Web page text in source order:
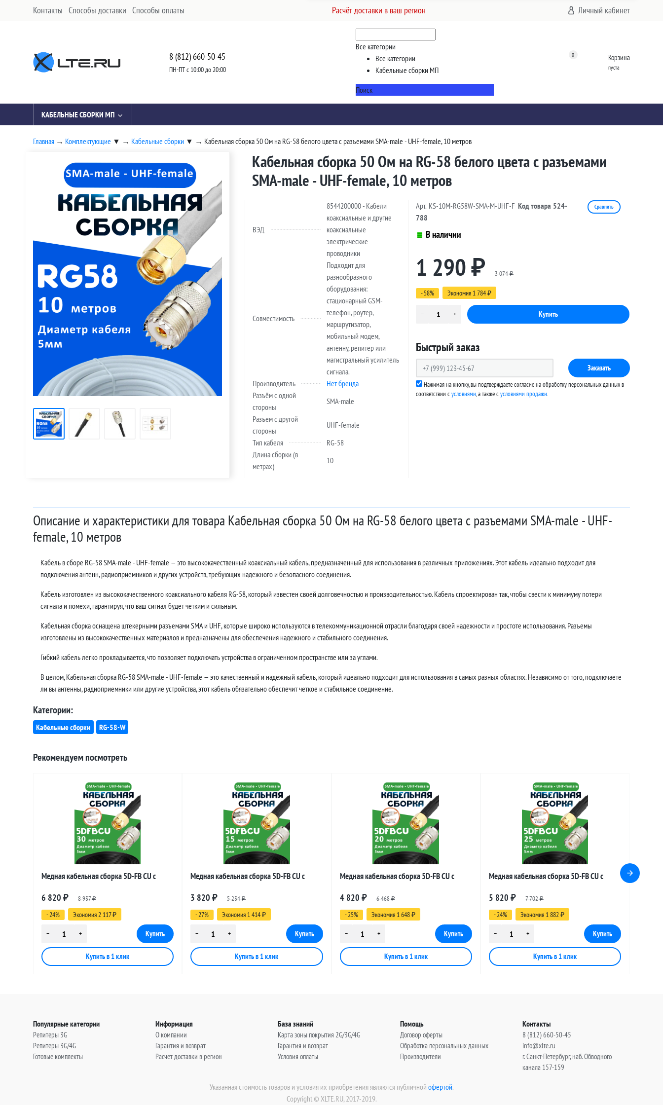
Контакты Способы доставки Способы оплаты Расчёт доставки в ваш регион Личный кабинет
8 (812) 660-50-45
ПН-ПТ с 10:00 до 20:00
Все категории
Все категории
Кабельные сборки МП
Поиск
0 Корзина
пуста
КАБЕЛЬНЫЕ СБОРКИ МП
Главная → Комплектующие ▼ → Кабельные сборки ▼ → Кабельная сборка 50 Ом на RG-58 белого цвета с разъемами SMA-male - UHF-female, 10 метров
Кабельная сборка 50 Ом на RG-58 белого цвета с разъемами
SMA-male - UHF-female, 10 метров
ВЭД
8544200000 - Кабели
коаксиальные и другие
коаксиальные
электрические
проводники
Совместимость
Подходит для
разнообразного
оборудования:
стационарный GSM-
телефон, роутер,
маршрутизатор,
мобильный модем,
антенну, репитер или
магистральный усилитель
сигнала.
Производитель
Нет бренда
Разъём с одной
стороны
SMA-male
Разъем с другой
стороны
UHF-female
Тип кабеля
RG-58
Длина сборки (в
метрах)
10
Арт. KS-10M-RG58W-SMA-M-UHF-F Код товара 524-
788
Сравнить
В наличии
1 290 ₽ 3 074₽
- 58% Экономия 1 784 ₽
Быстрый заказ
Заказать
Нажимая на кнопку, вы подтверждаете согласие на обработку персональных данных в
соответствии сусловиями, а также cусловиями продажи.
Описание и характеристики для товара Кабельная сборка 50 Ом на RG-58 белого цвета с разъемами SMA-male - UHF-
female, 10 метров
Кабель в сборе RG-58 SMA-male - UHF-female — это высококачественный коаксиальный кабель, предназначенный для использования в различных приложениях. Этот кабель идеально подходит для
подключения антенн, радиоприемников и других устройств, требующих надежного и безопасного соединения.
Кабель изготовлен из высококачественного коаксиального кабеля RG-58, который известен своей долговечностью и производительностью. Кабель спроектирован так, чтобы свести к минимуму потери
сигнала и помехи, гарантируя, что ваш сигнал будет четким и сильным.
Кабельная сборка оснащена штекерными разъемами SMA и UHF, которые широко используются в телекоммуникационной отрасли благодаря своей надежности и простоте использования. Разъемы
изготовлены из высококачественных материалов и предназначены для обеспечения надежного и стабильного соединения.
Гибкий кабель легко прокладывается, что позволяет подключать устройства в ограниченном пространстве или за углами.
В целом, Кабельная сборка RG-58 SMA-male - UHF-female — это качественный и надежный кабель, который идеально подходит для использования в самых разных областях. Независимо от того, подключаете
ли вы антенны, радиоприемники или другие устройства, этот кабель обязательно обеспечит четкое и стабильное соединение.
Категории:
Кабельные сборки RG-58-W
Рекомендуем посмотреть
Медная кабельная сборка 5D-FB CU с
метров
6 820 ₽ 8 937₽
- 24% Экономия 2 117 ₽
Медная кабельная сборка 5D-FB CU с
метров
3 820₽ 5 234₽
- 27% Экономия 1 414₽
Медная кабельная сборка 5D-FB CU с
метров
4 820 ₽ 6 468₽
- 25% Экономия 1 648 ₽
Медная кабельная сборка 5D-FB CU с
метров
5 820 ₽ 7 702₽
- 24% Экономия 1 882 ₽
Популярные категории
Репитеры 3G
Репитеры 3G/4G
Готовые комплекты
Информация
О компании
Гарантия и возврат
Расчет доставки в регион
База знаний
Карта зоны покрытия 2G/3G/4G
Гарантия и возврат
Условия оплаты
Помощь
Договор оферты
Обработка персональных данных
Производители
Контакты
8 (812) 660-50-45
info@xlte.ru
г. Санкт-Петербург, наб. Обводного
канала 157-159
Указанная стоимость товаров и условия их приобретения являются публичной офертой.
Copyright © XLTE.RU, 2017-2019.